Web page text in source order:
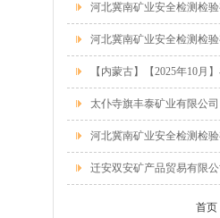
河北冀南矿业安全检测检
河北冀南矿业安全检测检
【内蒙古】【2025年10月
太仆寺旗丰泰矿业有限公司
河北冀南矿业安全检测检
迁安双安矿产品贸易有限
首页